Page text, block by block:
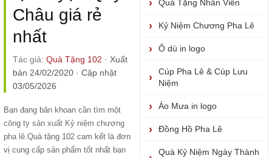
Châu giá rẻ
nhất
Tác giả: Quà Tặng 102 · Xuất
bản 24/02/2020 · Cập nhật
03/05/2026
Bạn đang băn khoan cần tìm một
công ty sản xuất Kỷ niệm chương
pha lê.Quà tặng 102 cam kết là đơn
vị cung cấp sản phẩm tốt nhất bạn
Quà Tặng Nhân Viên
Kỷ Niệm Chương Pha Lê
Ô dù in logo
Cúp Pha Lê & Cúp Lưu
Niệm
Áo Mưa in logo
Đồng Hồ Pha Lê
Quà Kỷ Niệm Ngày Thành